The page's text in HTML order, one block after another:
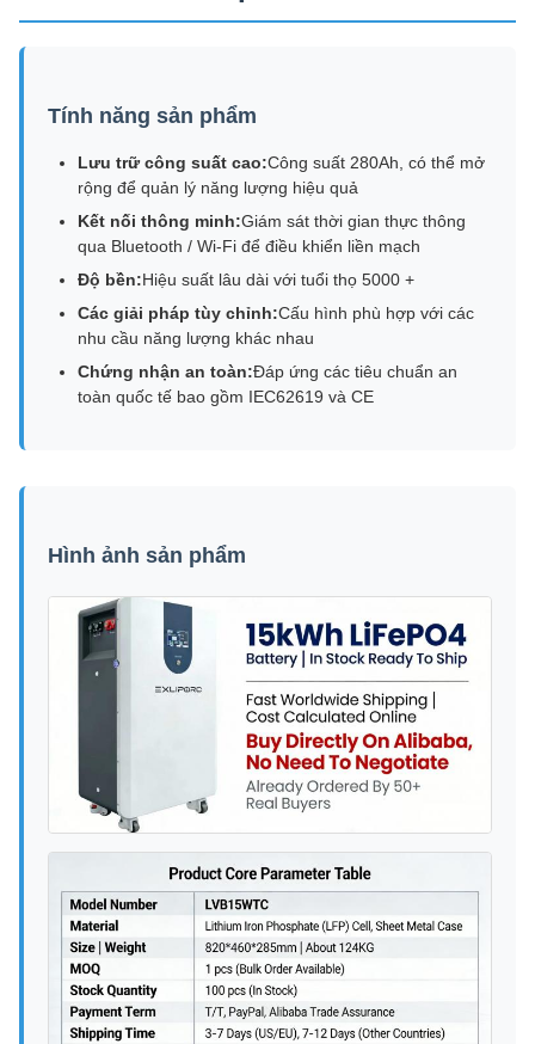
Tính năng sản phẩm
Lưu trữ công suất cao:Công suất 280Ah, có thể mở
rộng để quản lý năng lượng hiệu quả
Kết nối thông minh:Giám sát thời gian thực thông
qua Bluetooth / Wi-Fi để điều khiển liền mạch
Độ bền:Hiệu suất lâu dài với tuổi thọ 5000 +
Các giải pháp tùy chỉnh:Cấu hình phù hợp với các
nhu cầu năng lượng khác nhau
Chứng nhận an toàn:Đáp ứng các tiêu chuẩn an
toàn quốc tế bao gồm IEC62619 và CE
Hình ảnh sản phẩm